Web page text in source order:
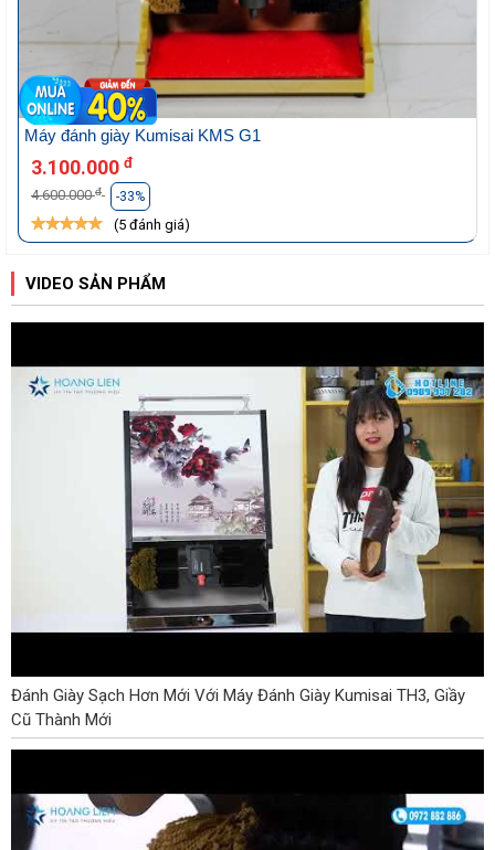
Máy đánh giày Kumisai KMS G1
3.100.000 đ
4.600.000đ -33%
(5 đánh giá)
VIDEO SẢN PHẨM
Đánh Giày Sạch Hơn Mới Với Máy Đánh Giày Kumisai TH3, Giầy
Cũ Thành Mới